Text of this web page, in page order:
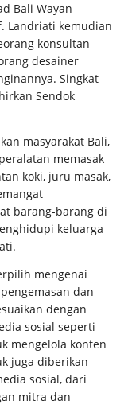
Bali Wayan
Landriati kemudian
konsultan
desainer
Singkat
Sendok
masyarakat Bali,
memasak
koki, juru masak,
barang-barang di
keluarga
mengenai
dan
dengan
sosial seperti
mengelola konten
juga diberikan
sosial, dari
mitra dan